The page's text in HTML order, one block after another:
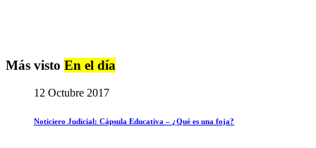
Más visto En el día
12 Octubre 2017
Noticiero Judicial: Cápsula Educativa – ¿Qué es una foja?